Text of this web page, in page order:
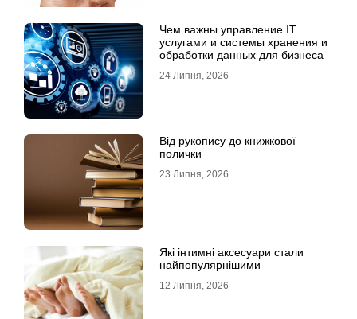
Чем важны управление IT
услугами и системы хранения и
обработки данных для бизнеса
24 Липня, 2026
Від рукопису до книжкової
полички
23 Липня, 2026
Які інтимні аксесуари стали
найпопулярнішими
12 Липня, 2026